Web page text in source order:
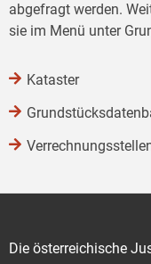
abgefragt werden.
sie im Menü unter
Kataster
Die österreichische